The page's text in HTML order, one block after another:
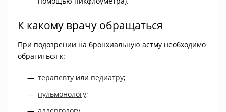
К какому врачу обращаться
При подозрении на бронхиальную астму необходимо
обратиться к:
терапевту или педиатру;
пульмонологу;